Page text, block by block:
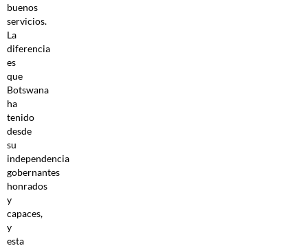
buenos
servicios.
La
diferencia
es
que
Botswana
ha
tenido
desde
su
independencia
gobernantes
honrados
y
capaces,
y
esta